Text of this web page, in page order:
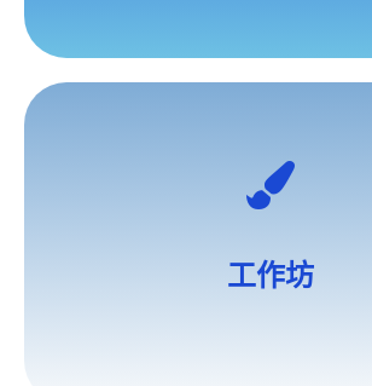
工作坊
工作坊
Afternoon Activity/Workshop
STEAM主題/運動/藝術/舞蹈